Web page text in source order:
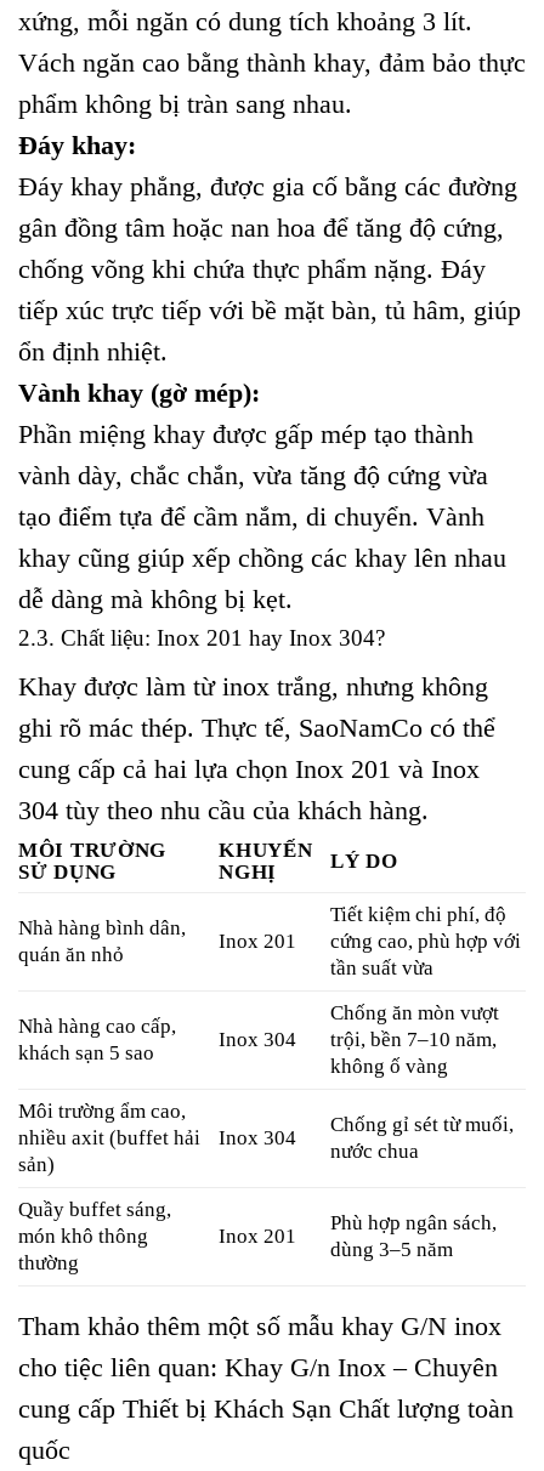
xứng, mỗi ngăn có dung tích khoảng 3 lít.
Vách ngăn cao bằng thành khay, đảm bảo thực
phẩm không bị tràn sang nhau.
Đáy khay:
Đáy khay phẳng, được gia cố bằng các đường
gân đồng tâm hoặc nan hoa để tăng độ cứng,
chống võng khi chứa thực phẩm nặng. Đáy
tiếp xúc trực tiếp với bề mặt bàn, tủ hâm, giúp
ổn định nhiệt.
Vành khay (gờ mép):
Phần miệng khay được gấp mép tạo thành
vành dày, chắc chắn, vừa tăng độ cứng vừa
tạo điểm tựa để cầm nắm, di chuyển. Vành
khay cũng giúp xếp chồng các khay lên nhau
dễ dàng mà không bị kẹt.
2.3. Chất liệu: Inox 201 hay Inox 304?
Khay được làm từ inox trắng, nhưng không
ghi rõ mác thép. Thực tế, SaoNamCo có thể
cung cấp cả hai lựa chọn Inox 201 và Inox
304 tùy theo nhu cầu của khách hàng.
MÔI TRƯỜNG
SỬ DỤNG
KHUYẾN
NGHỊ
LÝ DO
Nhà hàng bình dân,
quán ăn nhỏ
Inox 201
Tiết kiệm chi phí, độ
cứng cao, phù hợp với
tần suất vừa
Nhà hàng cao cấp,
khách sạn 5 sao
Inox 304
Chống ăn mòn vượt
trội, bền 7–10 năm,
không ố vàng
Môi trường ẩm cao,
nhiều axit (buffet hải
sản)
Inox 304
Chống gỉ sét từ muối,
nước chua
Quầy buffet sáng,
món khô thông
thường
Inox 201
Phù hợp ngân sách,
dùng 3–5 năm
Tham khảo thêm một số mẫu khay G/N inox
cho tiệc liên quan: Khay G/n Inox – Chuyên
cung cấp Thiết bị Khách Sạn Chất lượng toàn
quốc